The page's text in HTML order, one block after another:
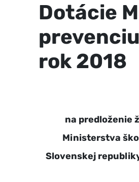
Dotácie
rok 2018
na predloženie
Ministerstva
Slovenskej